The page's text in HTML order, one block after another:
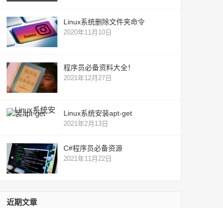
Linux系统删除文件夹命令
2020年11月10日
程序员必备资料大全！
2021年12月27日
Linux系统安装apt-get
2021年2月13日
C#程序员必备资源
2021年11月22日
近期文章